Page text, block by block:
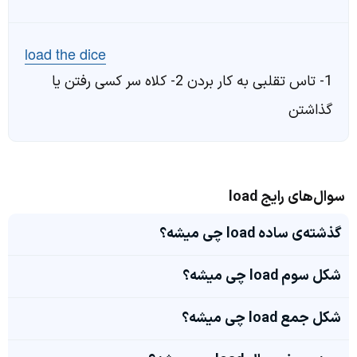
load the dice
1- تاس تقلبی به کار بردن 2- کلاه سر کسی رفتن یا
گذاشتن
سوال‌های رایج load
گذشته‌ی ساده load چی میشه؟
شکل سوم load چی میشه؟
شکل جمع load چی میشه؟